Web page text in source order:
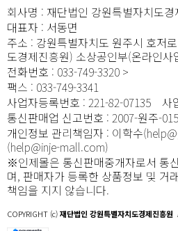
회사명 : 재단법인 강원특별자치도경
대표자 : 서동면
주소 : 강원특별자치도 원주시 호저
도경제진흥원) 소상공인부(온라인사
전화번호 : 033-749-3320
팩스 : 033-749-3341
사업자등록번호 : 221-82-07135
사
통신판매업 신고번호 : 2007-원주-
개인정보 관리책임자 : 이학수
(help@inje-mall.com)
※인제몰은 통신판매중개자로서 통
며, 판매자가 등록한 상품정보 및 거
책임을 지지 않습니다.
COPYRIGHT (c)재단법인 강원특별자치도경제진흥원